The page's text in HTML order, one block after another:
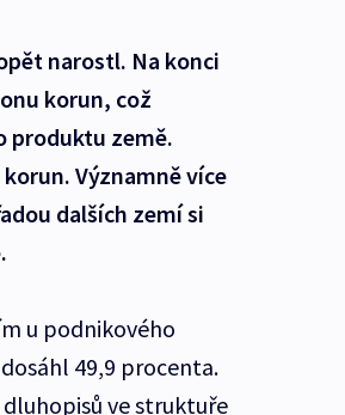
narostl. Na konci
korun, což
produktu země.
Významně více
dalších zemí si
u podnikového
49,9 procenta.
ve struktuře